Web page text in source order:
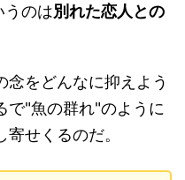
うのは別れた恋人との
念をどんなに抑えよう
で"魚の群れ"のように
せくるのだ。